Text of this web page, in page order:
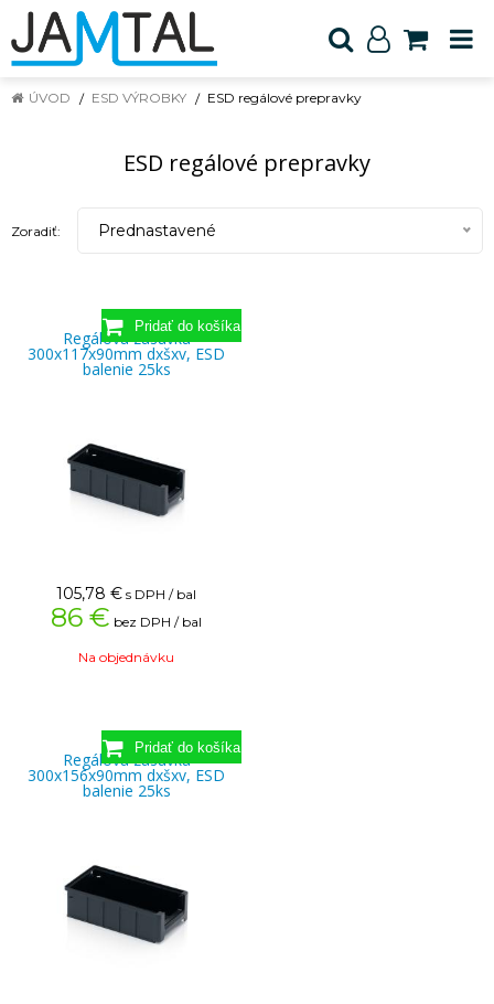
ÚVOD ESD VÝROBKY ESD regálové prepravky
ESD regálové prepravky
Zoradiť: Prednastavené
Regálová zásuvka
300x117x90mm dxšxv, ESD
balenie 25ks
105,78 € s DPH / bal
86 € bez DPH / bal
Na objednávku
Regálová zásuvka
300x156x90mm dxšxv, ESD
balenie 25ks